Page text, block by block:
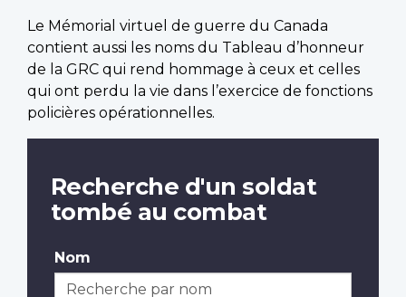
Le Mémorial virtuel de guerre du Canada
contient aussi les noms du Tableau d’honneur
de la GRC qui rend hommage à ceux et celles
qui ont perdu la vie dans l’exercice de fonctions
policières opérationnelles.
Recherche d'un soldat
tombé au combat
Nom